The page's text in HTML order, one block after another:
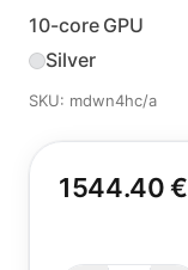
10-core GPU
Silver
SKU: mdwn4hc/a
1544.40 €